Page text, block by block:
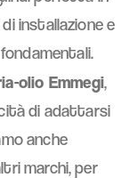
installazione e
olio Emmegi,
di adattarsi
anche
marchi, per